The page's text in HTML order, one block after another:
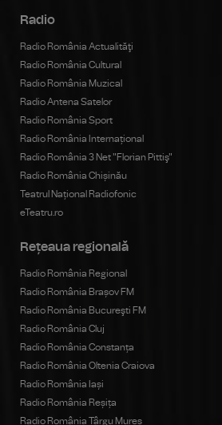
Radio
Radio România Actualităţi
Radio România Cultural
Radio România Muzical
Radio Antena Satelor
Radio România Sport
Radio România Internațional
Radio România 3 Net "Florian Pittiş"
Radio România Chișinău
Teatrul Național Radiofonic
eTeatru.ro
Rețeaua regională
Radio România Regional
Radio România Brașov FM
Radio România Bucureşti FM
Radio România Cluj
Radio România Constanța
Radio România Oltenia Craiova
Radio România Iași
Radio România Reșița
Radio România Târgu Mureș